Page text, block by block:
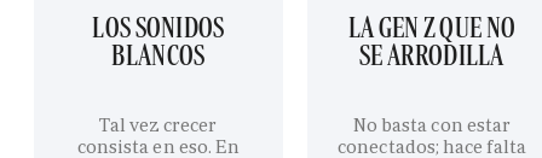
LOS SONIDOS
BLANCOS
Tal vez crecer
consista en eso. En
LA GEN Z QUE NO
SE ARRODILLA
No basta con estar
conectados; hace falta